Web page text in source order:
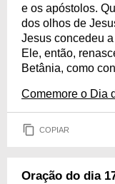
e os apóstolos.
dos olhos de
Jesus concedeu
Ele, então,
Betânia, como
Comemore o Dia
COPIAR
Oração do dia